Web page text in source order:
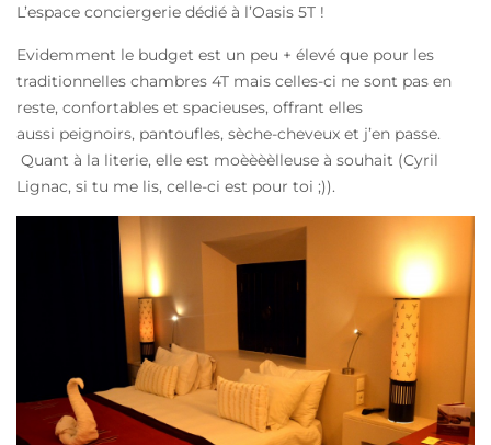
L’espace conciergerie dédié à l’Oasis 5T !
Evidemment le budget est un peu + élevé que pour les
traditionnelles chambres 4T mais celles-ci ne sont pas en
reste, confortables et spacieuses, offrant elles
aussi peignoirs, pantoufles, sèche-cheveux et j’en passe.
Quant à la literie, elle est moèèèèlleuse à souhait (Cyril
Lignac, si tu me lis, celle-ci est pour toi ;)).